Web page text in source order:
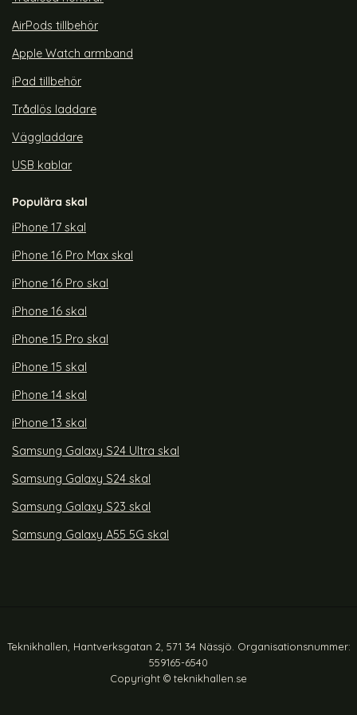
AirPods tillbehör
Apple Watch armband
iPad tillbehör
Trådlös laddare
Väggladdare
USB kablar
Populära skal
iPhone 17 skal
iPhone 16 Pro Max skal
iPhone 16 Pro skal
iPhone 16 skal
iPhone 15 Pro skal
iPhone 15 skal
iPhone 14 skal
iPhone 13 skal
Samsung Galaxy S24 Ultra skal
Samsung Galaxy S24 skal
Samsung Galaxy S23 skal
Samsung Galaxy A55 5G skal
Teknikhallen, Hantverksgatan 2, 571 34 Nässjö. Organisationsnummer:
559165-6540
Copyright © teknikhallen.se